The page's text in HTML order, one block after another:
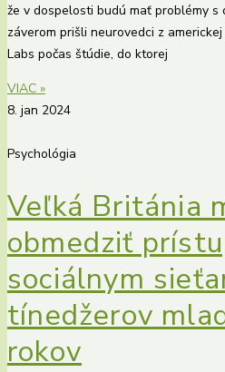
že v dospelosti budú mať problémy s
záverom prišli neurovedci z
Labs počas štúdie, do ktorej
VIAC »
8. jan 2024
Psychológia
Veľká Británia
obmedziť
sociálnym
tínedžerov
rokov